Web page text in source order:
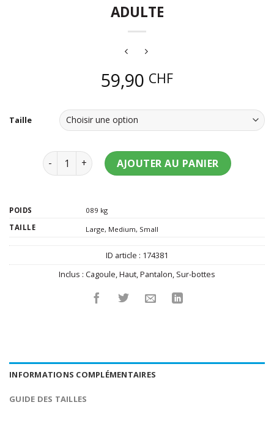
ADULTE
59,90 CHF
Taille
quantité de Déguisement grand loup adulte
AJOUTER AU PANIER
POIDS
089 kg
TAILLE
Large, Medium, Small
ID article : 174381
Inclus : Cagoule Haut Pantalon Sur-bottes
INFORMATIONS COMPLÉMENTAIRES
GUIDE DES TAILLES